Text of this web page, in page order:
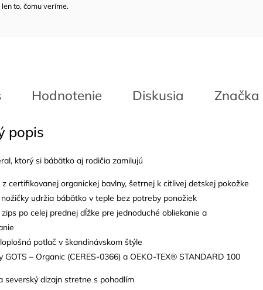
to, čomu veríme.
Hodnotenie Diskusia Značka
popis
ktorý si bábätko aj rodičia zamilujú
certifikovanej organickej bavlny, šetrnej k citlivej detskej pokožke
udržia bábätko v teple bez potreby ponožiek
po celej prednej dĺžke pre jednoduché obliekanie a
potlač v škandinávskom štýle
GOTS – Organic (CERES-0366) a OEKO-TEX® STANDARD 100
severský dizajn stretne s pohodlím